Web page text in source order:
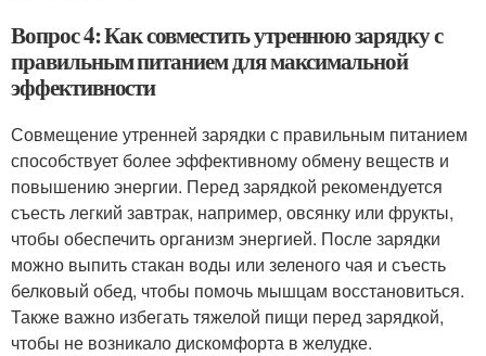
Вопрос 4: Как совместить утреннюю зарядку с
правильным питанием для максимальной
эффективности
Совмещение утренней зарядки с правильным питанием
способствует более эффективному обмену веществ и
повышению энергии. Перед зарядкой рекомендуется
съесть легкий завтрак, например, овсянку или фрукты,
чтобы обеспечить организм энергией. После зарядки
можно выпить стакан воды или зеленого чая и съесть
белковый обед, чтобы помочь мышцам восстановиться.
Также важно избегать тяжелой пищи перед зарядкой,
чтобы не возникало дискомфорта в желудке.